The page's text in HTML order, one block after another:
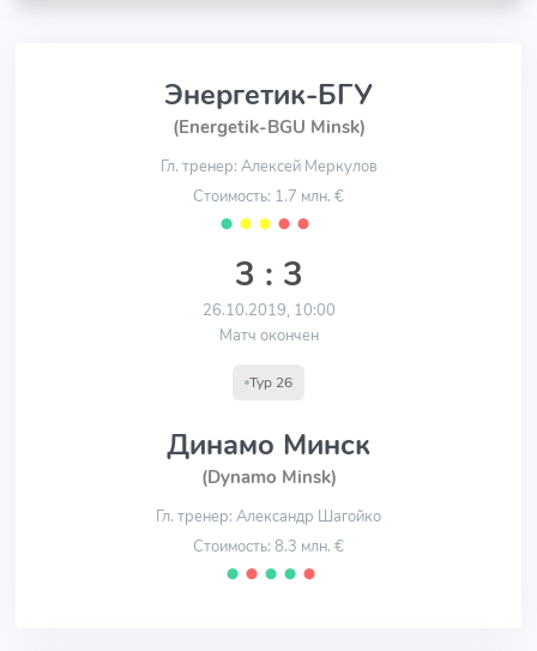
Энергетик-БГУ
(Energetik-BGU Minsk)
Гл. тренер: Алексей Меркулов
Стоимость: 1.7 млн. €
⬤ ⬤ ⬤ ⬤ ⬤
3 : 3
26.10.2019, 10:00
Матч окончен
Тур 26
Динамо Минск
(Dynamo Minsk)
Гл. тренер: Александр Шагойко
Стоимость: 8.3 млн. €
⬤ ⬤ ⬤ ⬤ ⬤